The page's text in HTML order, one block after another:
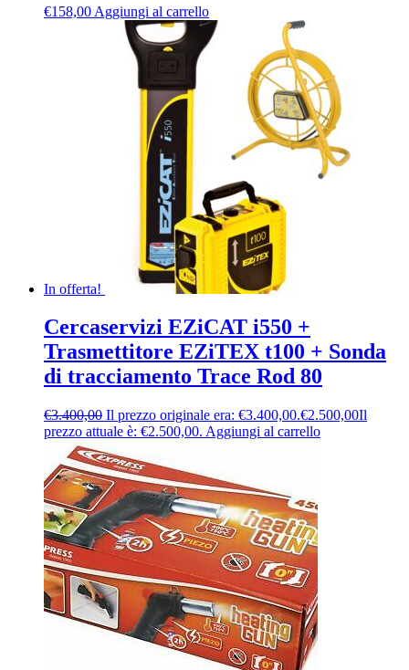
€158,00 Aggiungi al carrello
In offerta!
Cercaservizi EZiCAT i550 +
Trasmettitore EZiTEX t100 + Sonda
di tracciamento Trace Rod 80
€3.400,00 Il prezzo originale era: €3.400,00.€2.500,00Il
prezzo attuale è: €2.500,00. Aggiungi al carrello